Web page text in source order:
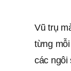
Vũ trụ
từng
các ngôi